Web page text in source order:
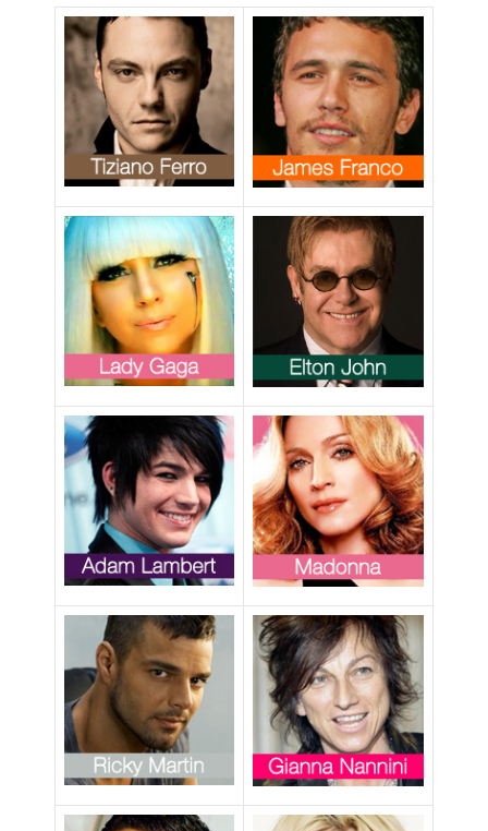
un’adozione ma
una
mercificazione
del corpo che
favorisce il
racket di semi e
di bambini”